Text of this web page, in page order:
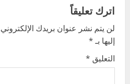
v
i
g
اترك تعليقاً
لن يتم نشر عنوان بريدك
إليها بـ*
التعليق *